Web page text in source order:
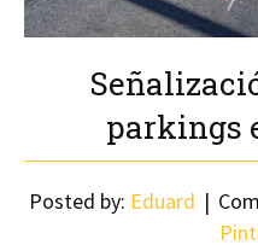
parkings
Posted by: Eduard